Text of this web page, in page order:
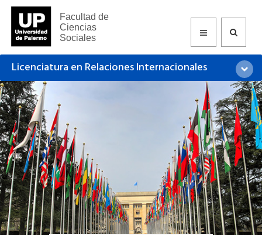
Facultad de
Ciencias
Sociales
Licenciatura en Relaciones Internacionales